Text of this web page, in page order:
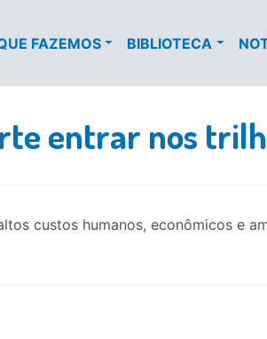
FAZEMOS BIBLIOTECA
entrar nos
custos humanos, econômicos e